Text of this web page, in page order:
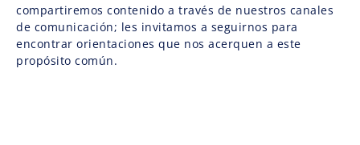
compartiremos contenido a través de nuestros canales
de comunicación; les invitamos a seguirnos para
encontrar orientaciones que nos acerquen a este
propósito común.